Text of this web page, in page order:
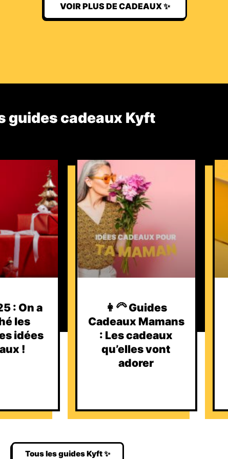
VOIR PLUS DE CADEAUX ✨
guides cadeaux Kyft​
: On a
les
idées
!
👩‍🦳 Guides
Cadeaux Mamans
: Les cadeaux
qu’elles vont
adorer
Tous les guides Kyft ✨